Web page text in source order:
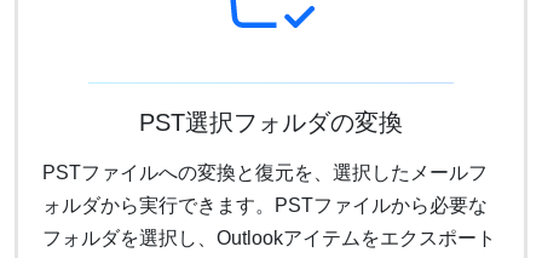
PST選択フォルダの変換
PSTファイルへの変換と復元を、選択したメールフ
ォルダから実行できます。PSTファイルから必要な
フォルダを選択し、Outlookアイテムをエクスポート